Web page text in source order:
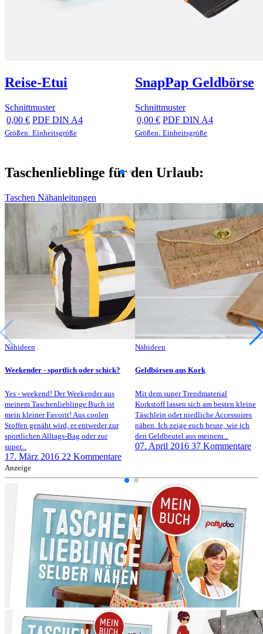
Reise-Etui
Schnittmuster
0,00 € PDF DIN A4
Größen: Einheitsgröße
SnapPap Geldbörse
Schnittmuster
0,00 € PDF DIN A4
Größen: Einheitsgröße
Taschenlieblinge für den Urlaub:
Taschen Nähanleitungen
Nähideen
Weekender - sportlich oder schick?
Yes - weekend! Der Weekender aus
meinem Taschenlieblinge Buch ist
mein kleiner Favorit! Aus coolen
Stoffen genäht wird, er entweder zur
sportlichen Alltags-Bag oder zur
super...
17. März 2016 22 Kommentare
Nähideen
Geldbörsen aus Kork
Mit dem super Trendmaterial
Korkstoff lassen sich am besten kleine
Täschlein oder niedliche Accessoires
nähen. Ich zeige euch heute, wie ich
den Geldbeutel aus meinem...
07. April 2016 37 Kommentare
Anzeige